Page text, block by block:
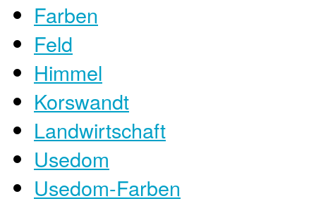
Farben
Feld
Himmel
Korswandt
Landwirtschaft
Usedom
Usedom-Farben